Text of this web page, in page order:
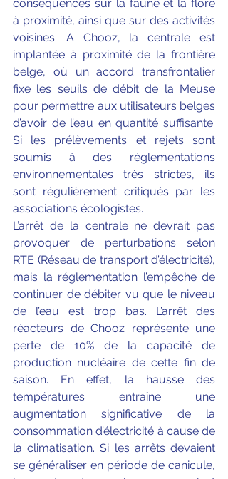
conséquences sur la faune et la flore
à proximité, ainsi que sur des activités
voisines. A Chooz, la centrale est
implantée à proximité de la frontière
belge, où un accord transfrontalier
fixe les seuils de débit de la Meuse
pour permettre aux utilisateurs belges
d’avoir de l’eau en quantité suffisante.
Si les prélèvements et rejets sont
soumis à des réglementations
environnementales très strictes, ils
sont régulièrement critiqués par les
associations écologistes.
L’arrêt de la centrale ne devrait pas
provoquer de perturbations selon
RTE (Réseau de transport d’électricité),
mais la réglementation l’empêche de
continuer de débiter vu que le niveau
de l’eau est trop bas. L’arrêt des
réacteurs de Chooz représente une
perte de 10% de la capacité de
production nucléaire de cette fin de
saison. En effet, la hausse des
températures entraîne une
augmentation significative de la
consommation d’électricité à cause de
la climatisation. Si les arrêts devaient
se généraliser en période de canicule,